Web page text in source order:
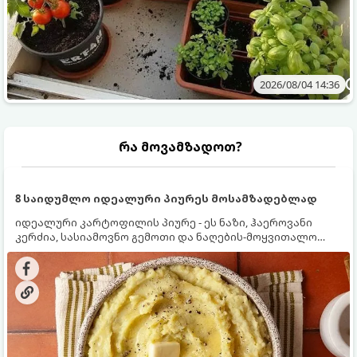
2026/08/04 14:36
რა მოვამზადოთ?
8 საიდუმლო იდეალური პიურეს მოსამზადებლად
იდეალური კარტოფილის პიურე - ეს ნაზი, ჰაეროვანი
კერძია, სასიამოვნო გემოთი და ნაღების-მოყვითალო
ფერით. მისი მომზადება ძალიან მარტივია, მაგრამ
არსებობს რამდენიმე საიდუმლო, რომლებიც უნდა
იცოდეთ, რომ პიურე იდეალურად გემრიელი გამოვიდეს.